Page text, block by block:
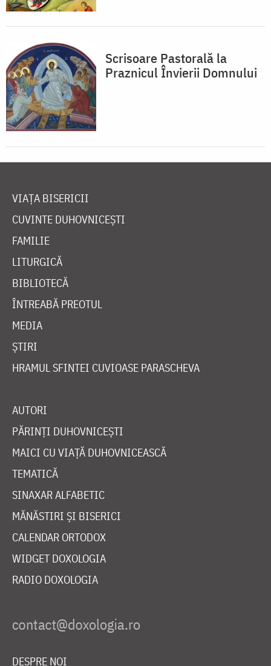
Scrisoare Pastorală la
Praznicul Învierii Domnului
VIAȚA BISERICII
CUVINTE DUHOVNICEȘTI
FAMILIE
LITURGICĂ
BIBLIOTECĂ
ÎNTREABĂ PREOTUL
MEDIA
ȘTIRI
HRAMUL SFINTEI CUVIOASE PARASCHEVA
AUTORI
PĂRINȚI DUHOVNICEȘTI
MAICI CU VIAȚĂ DUHOVNICEASCĂ
TEMATICĂ
SINAXAR ALFABETIC
MĂNĂSTIRI ȘI BISERICI
CALENDAR ORTODOX
WIDGET DOXOLOGIA
RADIO DOXOLOGIA
DESPRE NOI